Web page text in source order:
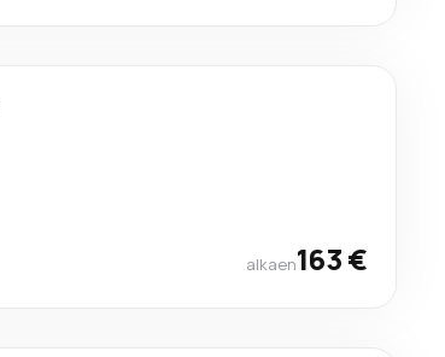
alkaen163 €